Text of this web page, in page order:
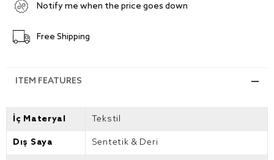
Notify me when the price goes down
Free Shipping
ITEM FEATURES
İç Materyal Tekstil
Dış Saya Sentetik & Deri